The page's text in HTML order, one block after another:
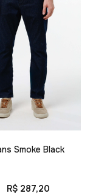
Smoke Black
R$ 287,20